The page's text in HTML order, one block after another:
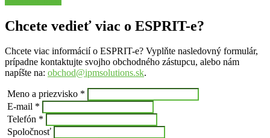
Chcete vedieť viac o ESPRIT-e?
Chcete viac informácií o ESPRIT-e? Vyplňte nasledovný formulár,
prípadne kontaktujte svojho obchodného zástupcu, alebo nám
napíšte na: obchod@ipmsolutions.sk.
Meno a priezvisko *
E-mail *
Telefón *
Spoločnosť